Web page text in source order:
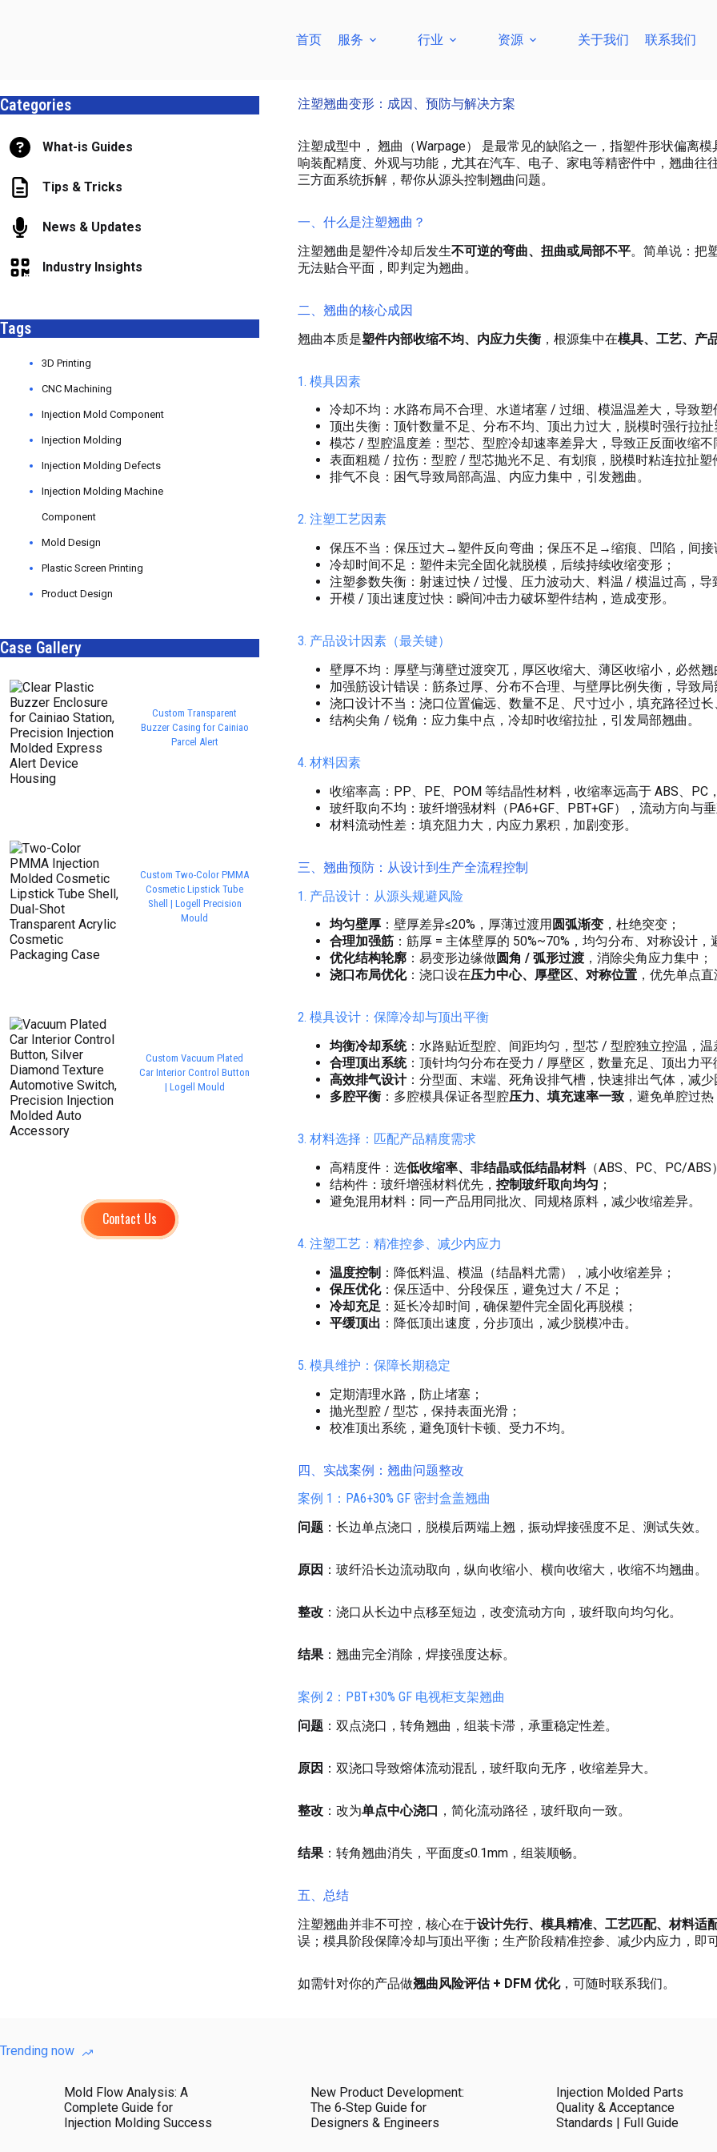
首页 服务 行业 资源 关于我们 联系我们
注塑翘曲变形：成因、预防与解决方案
注塑成型中， 翘曲（Warpage） 是最常见的缺陷之一，指塑件形状偏离
响装配精度、外观与功能，尤其在汽车、电子、家电等精密件中，翘曲往
三方面系统拆解，帮你从源头控制翘曲问题。
一、什么是注塑翘曲？
注塑翘曲是塑件冷却后发生不可逆的弯曲、扭曲或局部不平。简单说：把
无法贴合平面，即判定为翘曲。
二、翘曲的核心成因
翘曲本质是塑件内部收缩不均、内应力失衡 ，根源集中在模具、工艺、产
1. 模具因素
冷却不均：水路布局不合理、水道堵塞 / 过细、模温温差大，导致塑
顶出失衡：顶针数量不足、分布不均、顶出力过大，脱模时强行拉扯
模芯 / 型腔温度差：型芯、型腔冷却速率差异大，导致正反面收缩不
表面粗糙 / 拉伤：型腔 / 型芯抛光不足、有划痕，脱模时粘连拉扯塑
排气不良：困气导致局部高温、内应力集中，引发翘曲。
2. 注塑工艺因素
保压不当：保压过大→塑件反向弯曲；保压不足→缩痕、凹陷，间接
冷却时间不足：塑件未完全固化就脱模，后续持续收缩变形；
注塑参数失衡：射速过快 / 过慢、压力波动大、料温 / 模温过高，导
开模 / 顶出速度过快：瞬间冲击力破坏塑件结构，造成变形。
3. 产品设计因素（最关键）
壁厚不均：厚壁与薄壁过渡突兀，厚区收缩大、薄区收缩小，必然翘
加强筋设计错误：筋条过厚、分布不合理、与壁厚比例失衡，导致局
浇口设计不当：浇口位置偏远、数量不足、尺寸过小，填充路径过长
结构尖角 / 锐角：应力集中点，冷却时收缩拉扯，引发局部翘曲。
4. 材料因素
收缩率高：PP、PE、POM 等结晶性材料，收缩率远高于 ABS、PC
玻纤取向不均：玻纤增强材料（PA6+GF、PBT+GF），流动方向与
材料流动性差：填充阻力大，内应力累积，加剧变形。
三、翘曲预防：从设计到生产全流程控制
1. 产品设计：从源头规避风险
均匀壁厚 ：壁厚差异≤20%，厚薄过渡用 圆弧渐变 ，杜绝突变；
合理加强筋 ：筋厚 = 主体壁厚的 50%~70%，均匀分布、对称设计，
优化结构轮廓 ：易变形边缘做圆角 / 弧形过渡 ，消除尖角应力集中；
浇口布局优化：浇口设在压力中心、厚壁区、对称位置 ，优先单点
2. 模具设计：保障冷却与顶出平衡
均衡冷却系统：水路贴近型腔、间距均匀，型芯 / 型腔独立控温，温
合理顶出系统：顶针均匀分布在受力 / 厚壁区，数量充足、顶出力平
高效排气设计：分型面、末端、死角设排气槽，快速排出气体，减少
多腔平衡 ：多腔模具保证各型腔压力、填充速率一致 ，避免单腔过热
3. 材料选择：匹配产品精度需求
高精度件：选低收缩率、非结晶或低结晶材料（ABS、PC、PC/ABS
结构件：玻纤增强材料优先， 控制玻纤取向均匀 ；
避免混用材料：同一产品用同批次、同规格原料，减少收缩差异。
4. 注塑工艺：精准控参、减少内应力
温度控制 ：降低料温、模温（结晶料尤需），减小收缩差异；
保压优化：保压适中、分段保压，避免过大 / 不足；
冷却充足 ：延长冷却时间，确保塑件完全固化再脱模；
平缓顶出 ：降低顶出速度，分步顶出，减少脱模冲击。
5. 模具维护：保障长期稳定
定期清理水路，防止堵塞；
抛光型腔 / 型芯，保持表面光滑；
校准顶出系统，避免顶针卡顿、受力不均。
四、实战案例：翘曲问题整改
案例 1：PA6+30% GF 密封盒盖翘曲
问题 ：长边单点浇口，脱模后两端上翘，振动焊接强度不足、测试失效。
原因 ：玻纤沿长边流动取向，纵向收缩小、横向收缩大，收缩不均翘曲。
整改 ：浇口从长边中点移至短边，改变流动方向，玻纤取向均匀化。
结果 ：翘曲完全消除，焊接强度达标。
案例 2：PBT+30% GF 电视柜支架翘曲
问题 ：双点浇口，转角翘曲，组装卡滞，承重稳定性差。
原因 ：双浇口导致熔体流动混乱，玻纤取向无序，收缩差异大。
整改 ：改为单点中心浇口 ，简化流动路径，玻纤取向一致。
结果 ：转角翘曲消失，平面度≤0.1mm，组装顺畅。
五、总结
注塑翘曲并非不可控，核心在于设计先行、模具精准、工艺匹配、材料适
误；模具阶段保障冷却与顶出平衡；生产阶段精准控参、减少内应力，即
如需针对你的产品做翘曲风险评估 + DFM 优化，可随时联系我们。
Categories
What-is Guides
Tips & Tricks
News & Updates
Industry Insights
Tags
3D Printing
CNC Machining
Injection Mold Component
Injection Molding
Injection Molding Defects
Injection Molding Machine
Component
Mold Design
Plastic Screen Printing
Product Design
Case Gallery
Custom Transparent
Buzzer Casing for Cainiao
Parcel Alert
Custom Two-Color PMMA
Cosmetic Lipstick Tube
Shell | Logell Precision
Mould
Custom Vacuum Plated
Car Interior Control Button
| Logell Mould
Contact Us
Trending now
Mold Flow Analysis: A
Complete Guide for
Injection Molding Success
New Product Development:
The 6‑Step Guide for
Designers & Engineers
Injection Molded Parts
Quality & Acceptance
Standards | Full Guide